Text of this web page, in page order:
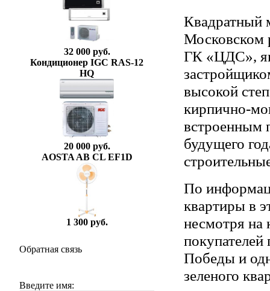
32 000 руб.
Кондиционер IGC RAS-12
HQ
20 000 руб.
AOSTA AB CL EF1D
1 300 руб.
Обратная связь
Введите имя:
Квадратный
Московском
ГК «ЦДС»,
высокой
кирпично-
встроенным
будущего
По
квартиры в
несмотря на
Победы и
зеленого